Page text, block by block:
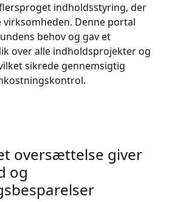
indholdsstyring, der
virksomheden. Denne portal
behov og gav et
over alle indholdsprojekter og
sikrede gennemsigtig
oversættelse giver
og